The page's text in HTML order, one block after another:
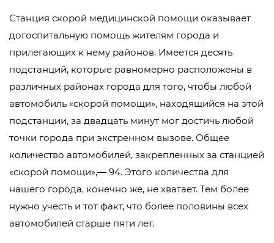
Станция скорой медицинской помощи оказывает
догоспитальную помощь жителям города и
прилегающих к нему районов. Имеется десять
подстанций, которые равномерно расположены в
различных районах города для того, чтобы любой
автомобиль «скорой помощи», находящийся на этой
подстанции, за двадцать минут мог достичь любой
точки города при экстренном вызове. Общее
количество автомобилей, закрепленных за станцией
«скорой помощи»,— 94. Этого количества для
нашего города, конечно же, не хватает. Тем более
нужно учесть и тот факт, что более половины всех
автомобилей старше пяти лет.